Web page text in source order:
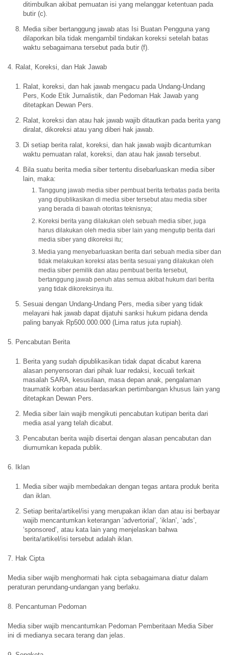
ditimbulkan akibat pemuatan isi yang melanggar ketentuan pada
butir (c).
Media siber bertanggung jawab atas Isi Buatan Pengguna yang
dilaporkan bila tidak mengambil tindakan koreksi setelah batas
waktu sebagaimana tersebut pada butir (f).
4. Ralat, Koreksi, dan Hak Jawab
Ralat, koreksi, dan hak jawab mengacu pada Undang-Undang
Pers, Kode Etik Jurnalistik, dan Pedoman Hak Jawab yang
ditetapkan Dewan Pers.
Ralat, koreksi dan atau hak jawab wajib ditautkan pada berita yang
diralat, dikoreksi atau yang diberi hak jawab.
Di setiap berita ralat, koreksi, dan hak jawab wajib dicantumkan
waktu pemuatan ralat, koreksi, dan atau hak jawab tersebut.
Bila suatu berita media siber tertentu disebarluaskan media siber
lain, maka:
Tanggung jawab media siber pembuat berita terbatas pada berita
yang dipublikasikan di media siber tersebut atau media siber
yang berada di bawah otoritas teknisnya;
Koreksi berita yang dilakukan oleh sebuah media siber, juga
harus dilakukan oleh media siber lain yang mengutip berita dari
media siber yang dikoreksi itu;
Media yang menyebarluaskan berita dari sebuah media siber dan
tidak melakukan koreksi atas berita sesuai yang dilakukan oleh
media siber pemilik dan atau pembuat berita tersebut,
bertanggung jawab penuh atas semua akibat hukum dari berita
yang tidak dikoreksinya itu.
Sesuai dengan Undang-Undang Pers, media siber yang tidak
melayani hak jawab dapat dijatuhi sanksi hukum pidana denda
paling banyak Rp500.000.000 (Lima ratus juta rupiah).
5. Pencabutan Berita
Berita yang sudah dipublikasikan tidak dapat dicabut karena
alasan penyensoran dari pihak luar redaksi, kecuali terkait
masalah SARA, kesusilaan, masa depan anak, pengalaman
traumatik korban atau berdasarkan pertimbangan khusus lain yang
ditetapkan Dewan Pers.
Media siber lain wajib mengikuti pencabutan kutipan berita dari
media asal yang telah dicabut.
Pencabutan berita wajib disertai dengan alasan pencabutan dan
diumumkan kepada publik.
6. Iklan
Media siber wajib membedakan dengan tegas antara produk berita
dan iklan.
Setiap berita/artikel/isi yang merupakan iklan dan atau isi berbayar
wajib mencantumkan keterangan ‘advertorial’, ‘iklan’, ‘ads’,
‘sponsored’, atau kata lain yang menjelaskan bahwa
berita/artikel/isi tersebut adalah iklan.
7. Hak Cipta
Media siber wajib menghormati hak cipta sebagaimana diatur dalam
peraturan perundang-undangan yang berlaku.
8. Pencantuman Pedoman
Media siber wajib mencantumkan Pedoman Pemberitaan Media Siber
ini di medianya secara terang dan jelas.